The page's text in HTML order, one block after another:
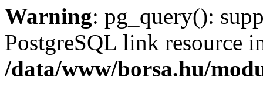
Warning: pg_query():
PostgreSQL link resource
/data/www/borsa.hu/